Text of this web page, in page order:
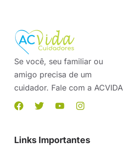
Se você, seu familiar ou
amigo precisa de um
cuidador. Fale com a ACVIDA
Links Importantes